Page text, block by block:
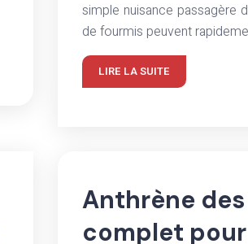
simple nuisance passagère
de fourmis peuvent
LIRE LA SUITE
Anthrène
complet